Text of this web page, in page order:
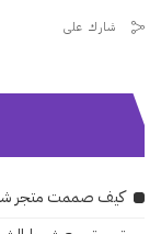
شارك على
كيف صممت متجر